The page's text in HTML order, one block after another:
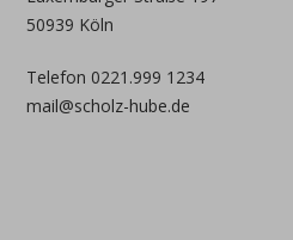
50939 Köln
Telefon 0221.999 1234
mail@scholz-hube.de